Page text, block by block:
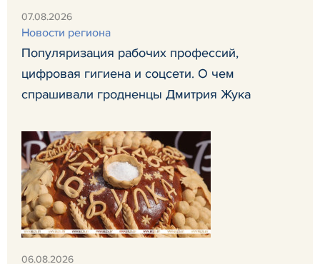
07.08.2026
Новости региона
Популяризация рабочих профессий,
цифровая гигиена и соцсети. О чем
спрашивали гродненцы Дмитрия Жука
06.08.2026